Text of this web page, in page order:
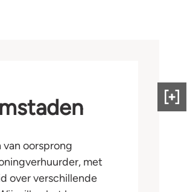
oorsprong
met
over verschillende